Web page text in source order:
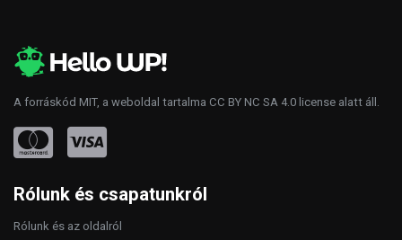
A forráskód MIT, a weboldal tartalma CC BY NC SA 4.0 license alatt áll.
Rólunk és csapatunkról
Rólunk és az oldalról